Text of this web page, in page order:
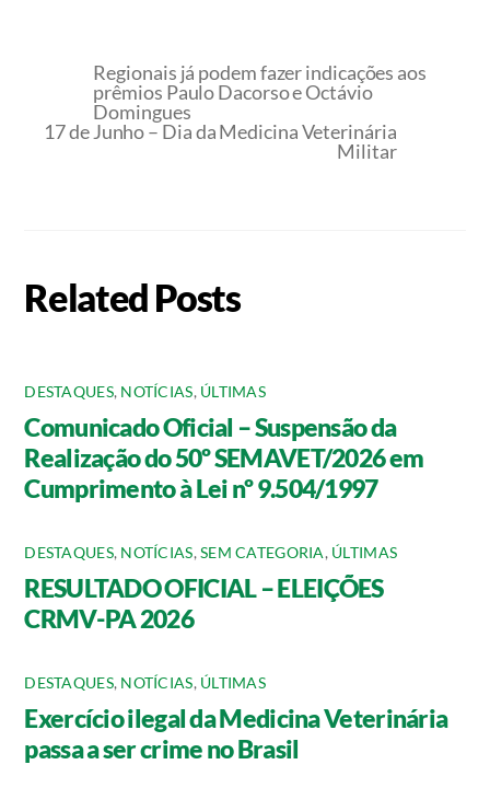
Regionais já podem fazer indicações aos
prêmios Paulo Dacorso e Octávio
Domingues
17 de Junho – Dia da Medicina Veterinária
Militar
Related Posts
DESTAQUES, NOTÍCIAS, ÚLTIMAS
Comunicado Oficial – Suspensão da
Realização do 50º SEMAVET/2026 em
Cumprimento à Lei nº 9.504/1997
DESTAQUES, NOTÍCIAS,SEM CATEGORIA, ÚLTIMAS
RESULTADO OFICIAL – ELEIÇÕES
CRMV-PA 2026
DESTAQUES, NOTÍCIAS, ÚLTIMAS
Exercício ilegal da Medicina Veterinária
passa a ser crime no Brasil